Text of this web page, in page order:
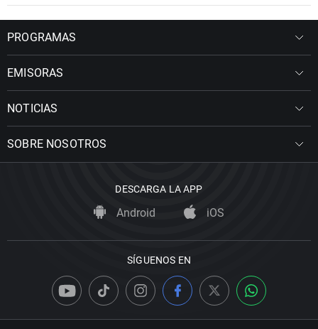
PROGRAMAS
EMISORAS
NOTICIAS
SOBRE NOSOTROS
DESCARGA LA APP
Android iOS
SÍGUENOS EN